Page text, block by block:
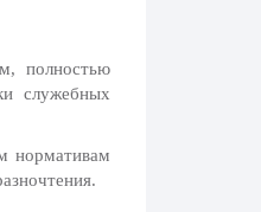
полностью
служебных
нормативам